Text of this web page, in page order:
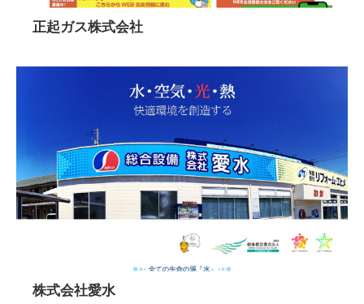
正起ガス株式会社
株式会社愛水